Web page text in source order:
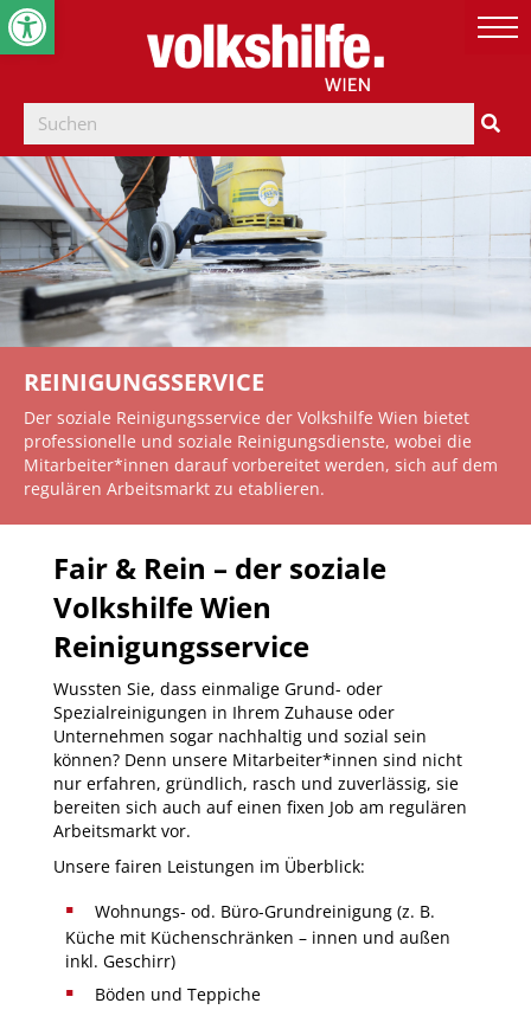
REINIGUNGSSERVICE
Der soziale Reinigungsservice der Volkshilfe Wien bietet
professionelle und soziale Reinigungsdienste, wobei die
Mitarbeiter*innen darauf vorbereitet werden, sich auf dem
regulären Arbeitsmarkt zu etablieren.
Fair & Rein – der soziale
Volkshilfe Wien
Reinigungsservice
Wussten Sie, dass einmalige Grund- oder
Spezialreinigungen in Ihrem Zuhause oder
Unternehmen sogar nachhaltig und sozial sein
können? Denn unsere Mitarbeiter*innen sind nicht
nur erfahren, gründlich, rasch und zuverlässig, sie
bereiten sich auch auf einen fixen Job am regulären
Arbeitsmarkt vor.
Unsere fairen Leistungen im Überblick:
Wohnungs- od. Büro-Grundreinigung (z. B.
Küche mit Küchenschränken – innen und außen
inkl. Geschirr)
Böden und Teppiche